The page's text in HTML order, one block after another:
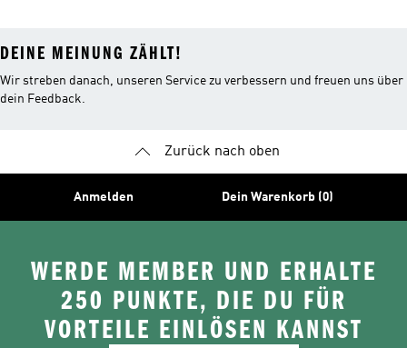
DEINE MEINUNG ZÄHLT!
Wir streben danach, unseren Service zu verbessern und freuen uns über
dein Feedback.
Zurück nach oben
Anmelden Dein Warenkorb (0)
WERDE MEMBER UND ERHALTE
250 PUNKTE, DIE DU FÜR
VORTEILE EINLÖSEN KANNST